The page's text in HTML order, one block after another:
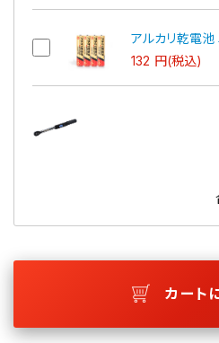
アルカリ乾電
132 円(税込)
カート